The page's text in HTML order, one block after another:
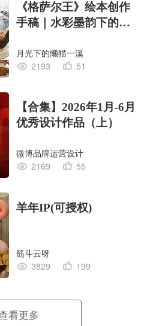
《格萨尔王》绘本创作
手稿｜水彩墨韵下的史
月光下的懒猫一溪
2193
51
【合集】2026年1月-6月
优秀设计作品（上）
微博品牌运营设计
2169
55
羊年IP(可授权)
筋斗云呀
3829
199
看更多